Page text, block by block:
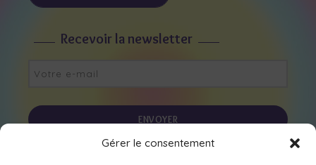
Gérer le consentement
Recevoir la newsletter